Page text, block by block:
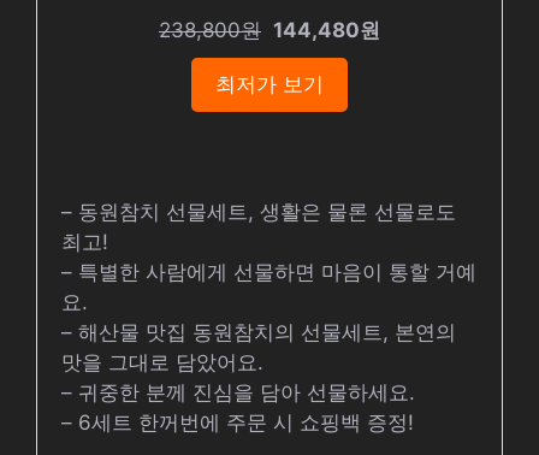
238,800원 144,480원
최저가 보기
– 동원참치 선물세트, 생활은 물론 선물로도
최고!
– 특별한 사람에게 선물하면 마음이 통할 거예
요.
– 해산물 맛집 동원참치의 선물세트, 본연의
맛을 그대로 담았어요.
– 귀중한 분께 진심을 담아 선물하세요.
– 6세트 한꺼번에 주문 시 쇼핑백 증정!